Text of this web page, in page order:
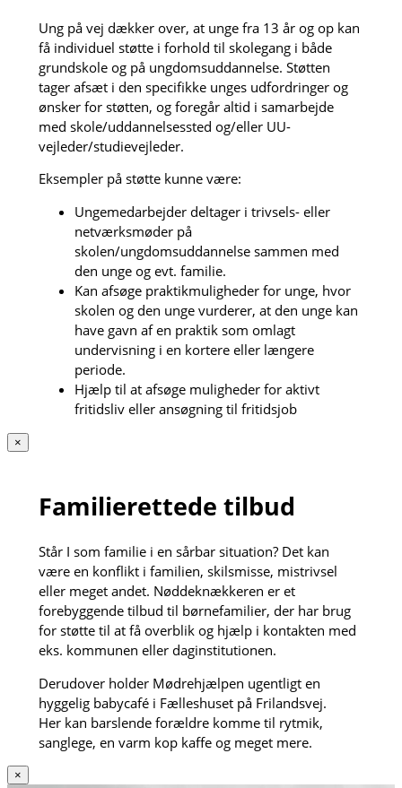
Ung på vej dækker over, at unge fra 13 år og op kan
få individuel støtte i forhold til skolegang i både
grundskole og på ungdomsuddannelse. Støtten
tager afsæt i den specifikke unges udfordringer og
ønsker for støtten, og foregår altid i samarbejde
med skole/uddannelsessted og/eller UU-
vejleder/studievejleder.
Eksempler på støtte kunne være:
Ungemedarbejder deltager i trivsels- eller
netværksmøder på
skolen/ungdomsuddannelse sammen med
den unge og evt. familie.
Kan afsøge praktikmuligheder for unge, hvor
skolen og den unge vurderer, at den unge kan
have gavn af en praktik som omlagt
undervisning i en kortere eller længere
periode.
Hjælp til at afsøge muligheder for aktivt
fritidsliv eller ansøgning til fritidsjob
×
Familierettede tilbud
Står I som familie i en sårbar situation? Det kan
være en konflikt i familien, skilsmisse, mistrivsel
eller meget andet. Nøddeknækkeren er et
forebyggende tilbud til børnefamilier, der har brug
for støtte til at få overblik og hjælp i kontakten med
eks. kommunen eller daginstitutionen.
Derudover holder Mødrehjælpen ugentligt en
hyggelig babycafé i Fælleshuset på Frilandsvej.
Her kan barslende forældre komme til rytmik,
sanglege, en varm kop kaffe og meget mere.
×